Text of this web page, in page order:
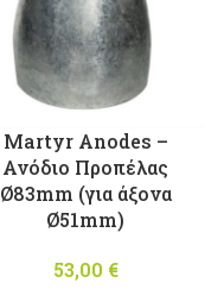
Martyr Anodes –
Ανόδιo Προπέλας
Ø83mm (για άξονα
Ø51mm)
53,00 €